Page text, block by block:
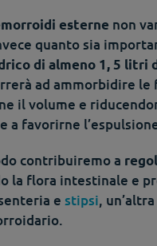
esterne non
quanto sia
di almeno 1, 5 litri
ad ammorbidire le
il volume e
a favorirne
contribuiremo a
la flora intestinale e
e stipsi,